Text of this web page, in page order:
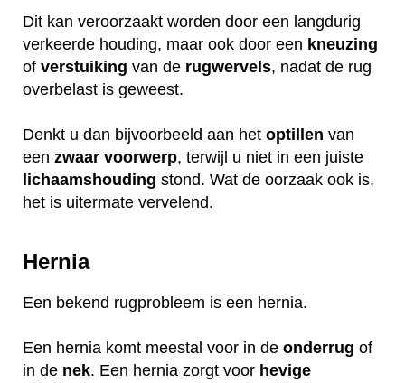
Dit kan veroorzaakt worden door een langdurig
verkeerde houding, maar ook door een kneuzing
of verstuiking van de rugwervels, nadat de rug
overbelast is geweest.
Denkt u dan bijvoorbeeld aan het optillen van
een zwaar voorwerp, terwijl u niet in een juiste
lichaamshouding stond. Wat de oorzaak ook is,
het is uitermate vervelend.
Hernia
Een bekend rugprobleem is een hernia.
Een hernia komt meestal voor in de onderrug of
in de nek. Een hernia zorgt voor hevige